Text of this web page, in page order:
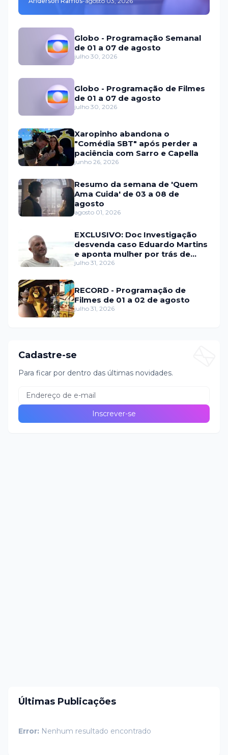
Globo - Programação Semanal
de 01 a 07 de agosto
julho 30, 2026
Globo - Programação de Filmes
de 01 a 07 de agosto
julho 30, 2026
Xaropinho abandona o
"Comédia SBT" após perder a
paciência com Sarro e Capella
junho 26, 2026
Resumo da semana de 'Quem
Ama Cuida' de 03 a 08 de
agosto
agosto 01, 2026
EXCLUSIVO: Doc Investigação
desvenda caso Eduardo Martins
e aponta mulher por trás de
fraude internacional
julho 31, 2026
RECORD - Programação de
Filmes de 01 a 02 de agosto
julho 31, 2026
Cadastre-se
Para ficar por dentro das últimas novidades.
Últimas Publicações
Error: Nenhum resultado encontrado